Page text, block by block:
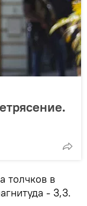
толчков в
- 3,3.